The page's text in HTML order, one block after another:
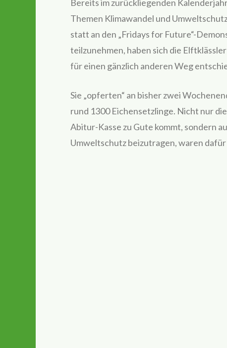
Bereits im zurückliegenden
Themen Klimawandel und
statt an den „Fridays for Future“-
teilzunehmen, haben sich die
für einen gänzlich anderen Weg
Sie „opferten“ an bisher zwei
rund 1300 Eichensetzlinge. Nicht nur
Abitur-Kasse zu Gute kommt, sondern
Umweltschutz beizutragen, waren